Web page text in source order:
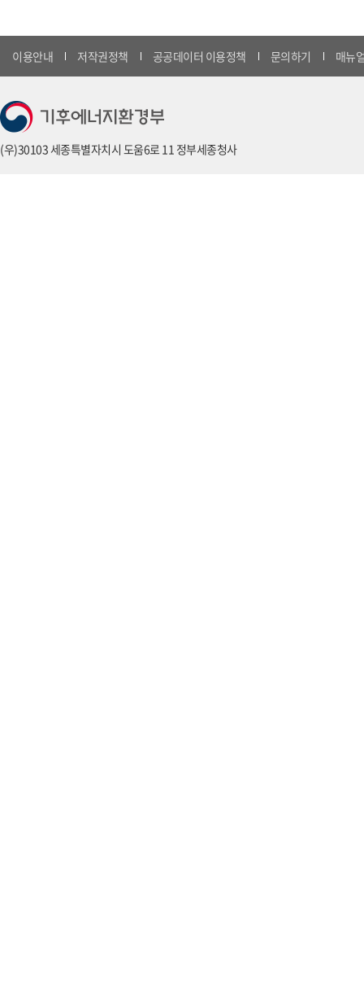
이용안내 저작권정책 공공데이터 이용정책 문의하기 매뉴
(우)30103 세종특별자치시 도움6로 11 정부세종청사